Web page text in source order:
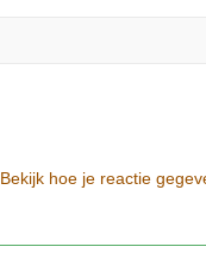
Bekijk hoe je reactie